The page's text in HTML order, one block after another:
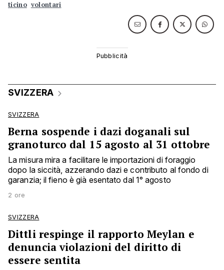
ticino volontari
SVIZZERA
SVIZZERA
Berna sospende i dazi doganali sul
granoturco dal 15 agosto al 31 ottobre
La misura mira a facilitare le importazioni di foraggio
dopo la siccità, azzerando dazi e contributo al fondo di
garanzia; il fieno è già esentato dal 1° agosto
2 ore
SVIZZERA
Dittli respinge il rapporto Meylan e
denuncia violazioni del diritto di
essere sentita